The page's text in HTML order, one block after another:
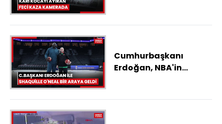
Cumhurbaşkanı
Erdoğan, NBA'in
araya geldi